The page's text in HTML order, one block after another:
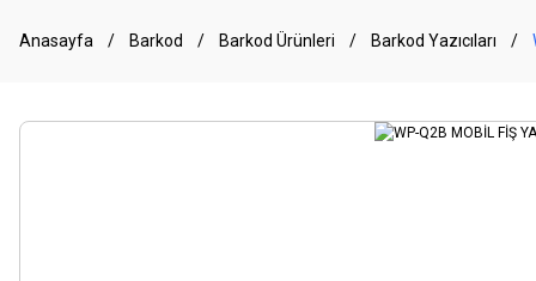
Anasayfa Barkod Barkod Ürünleri Barkod Yazıcıları